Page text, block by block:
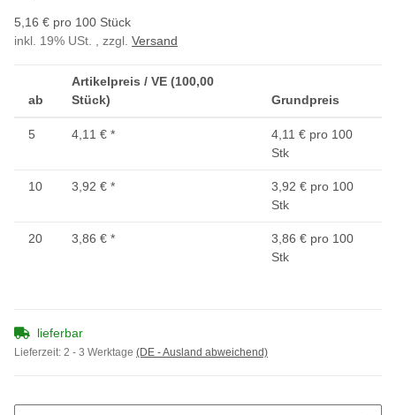
5,16 € pro 100 Stück
inkl. 19% USt. , zzgl. Versand
ab
Artikelpreis / VE (100,00
Stück)
Grundpreis
5 4,11 € *
4,11 € pro 100
Stk
10 3,92 € *
3,92 € pro 100
Stk
20 3,86 € *
3,86 € pro 100
Stk
lieferbar
Lieferzeit: 2 - 3 Werktage (DE - Ausland abweichend)